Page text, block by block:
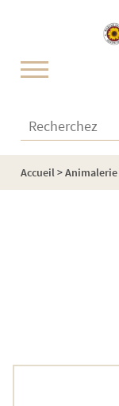
Recherchez :
Accueil>Animalerie